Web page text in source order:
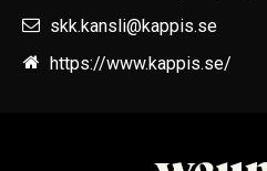
skk.kansli@kappis.se
https://www.kappis.se/